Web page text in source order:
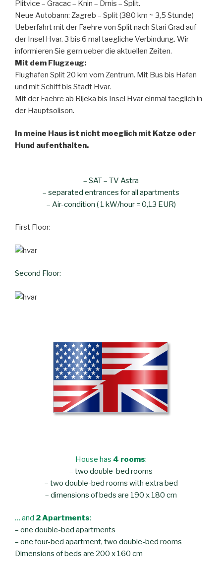
Plitvice – Gracac – Knin – Drnis – Split.
Neue Autobann: Zagreb – Split (380 km ~ 3,5 Stunde)
Ueberfahrt mit der Faehre von Split nach Stari Grad auf
der Insel Hvar. 3 bis 6 mal taegliche Verbindung. Wir
informieren Sie gern ueber die aktuellen Zeiten.
Mit dem Flugzeug:
Flughafen Split 20 km vom Zentrum. Mit Bus bis Hafen
und mit Schiff bis Stadt Hvar.
Mit der Faehre ab Rijeka bis Insel Hvar einmal taeglich in
der Hauptsolison.
In meine Haus ist nicht moeglich mit Katze oder
Hund aufenthalten.
– SAT – TV Astra
– separated entrances for all apartments
– Air-condition ( 1 kW/hour = 0,13 EUR)
First Floor:
Second Floor:
House has 4 rooms:
– two double-bed rooms
– two double-bed rooms with extra bed
– dimensions of beds are 190 x 180 cm
… and 2 Apartments:
– one double-bed apartments
– one four-bed apartment, two double-bed rooms
Dimensions of beds are 200 x 160 cm